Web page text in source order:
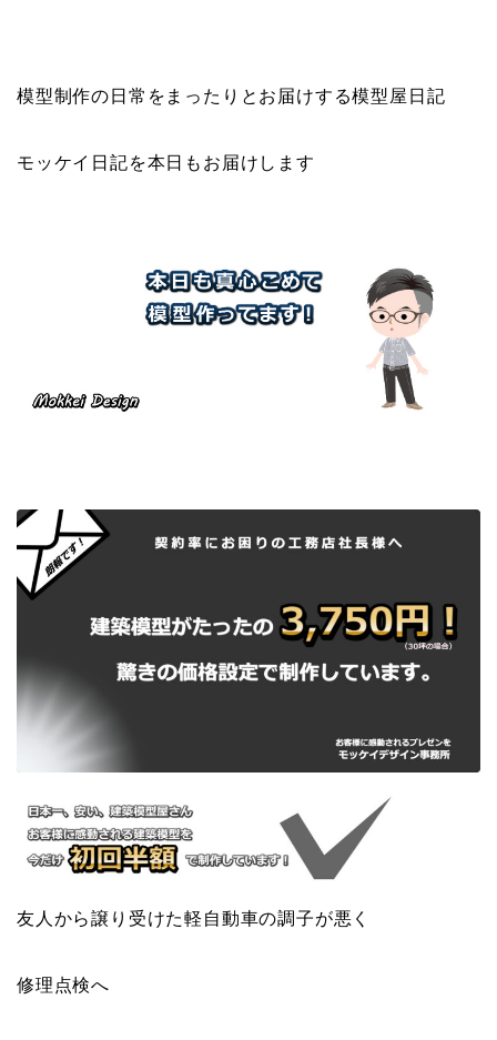
模型制作の日常をまったりとお届けする模型屋日記
モッケイ日記を本日もお届けします
友人から譲り受けた軽自動車の調子が悪く
修理点検へ